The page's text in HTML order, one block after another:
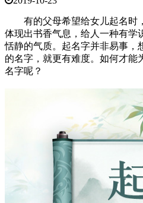
有的父母希望给女儿起名时
体现出书香气息，给人一种有学
恬静的气质。起名字并非易事，
的名字，就更有难度。如何才能
名字呢？